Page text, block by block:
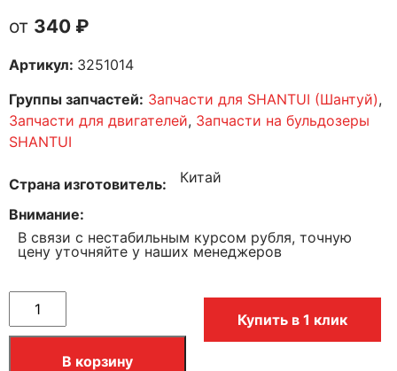
340 ₽
Артикул: 3251014
Группы запчастей: Запчасти для SHANTUI (Шантуй),
Запчасти для двигателей, Запчасти на бульдозеры
SHANTUI
Страна изготовитель Китай
Внимание
В связи с нестабильным курсом рубля, точную
цену уточняйте у наших менеджеров
В корзину
Купить в 1 клик